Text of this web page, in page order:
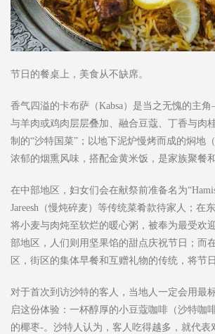
节日的餐桌上，美食从不缺席。
香气四溢的卡布萨（Kabsa）是当之无愧的主
与羊肉或鸡肉层层叠加、融合豆蔻、丁香与肉
制的“沙特国菜”；以地下泥炉慢烤而成的焖地
浓郁的烟熏风味，搭配金黄米饭，是家族聚餐
在中部地区，妇女们会在献祭前准备名为
Jareesh（慢炖碎麦）等传统菜肴款待家人；在
将小麦与肉炖至软烂的暖心粥，被奉为最受欢
部地区，人们则用坚果馅的甜点庆祝节日；而
区，街区的集体早餐和互赠礼物的传统，将节
对于首次到访沙特的客人，当地人一定会用最
启这份体验：一杯醇厚的小豆蔻咖啡（沙特咖
的椰枣-。沙特人认为，客人吃得越多，就代表